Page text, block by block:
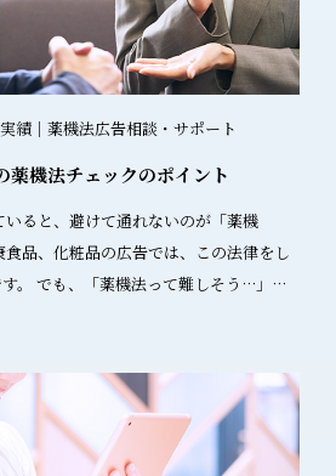
荒れなし」「絶対安全」等） 効果を
に」「100%」等） 2. チェック体
特有のリスクと対策 炎
避にとどまらず、消費者との信頼関係
現 承認の範囲を
」という表現に修正されました。これに
られるようになりました。 3. 統括的
載は不要という記載が削除されまし
て、化粧品の配合目的として「肌荒れを
広告表現を見直す必要があります。特に
績｜薬機法広告相談・サポート
薬機法チェックのポイント
…」と
けて、 薬機法チェックのポ
本ルールをざっく